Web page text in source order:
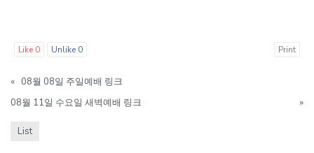
Like 0 Unlike 0 Print
« 08월 08일 주일예배 링크
08월 11일 수요일 새벽예배 링크
»
List